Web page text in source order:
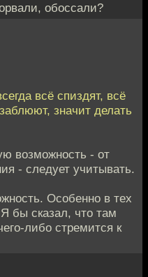
обоссали?
всё спиздят, всё
значит делать
возможность - от
- следует учитывать.
Особенно в тех
бы сказал, что там
либо стремится к